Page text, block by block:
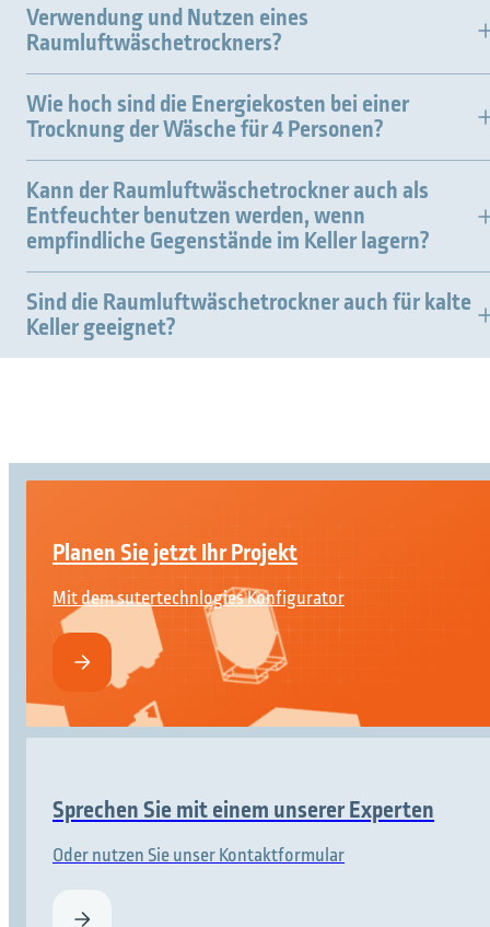
Was möchten Sie finden?
Suchen Sie etwas?
Verwendung und Nutzen eines
Raumluftwäschetrockners?
Wie hoch sind die Energiekosten bei einer
Trocknung der Wäsche für 4 Personen?
Kann der Raumluftwäschetrockner auch als
Entfeuchter benutzen werden, wenn
empfindliche Gegenstände im Keller lagern?
Sind die Raumluftwäschetrockner auch für kalte
Keller geeignet?
Planen Sie jetzt Ihr Projekt
Mit dem sutertechnlogies Konfigurator
Sprechen Sie mit einem unserer Experten
Oder nutzen Sie unser Kontaktformular